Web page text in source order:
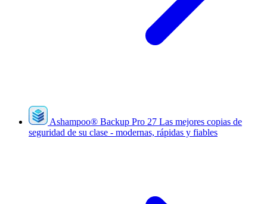
Ashampoo® Backup Pro 27 Las mejores copias de
seguridad de su clase - modernas, rápidas y fiables